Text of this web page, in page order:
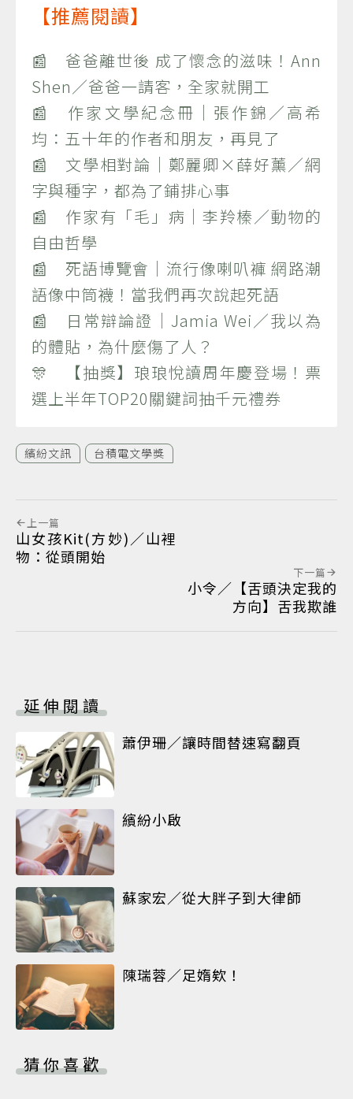
【推薦閱讀】
📰 爸爸離世後 成了懷念的滋味！Ann
Shen／爸爸一請客，全家就開工
📰 作家文學紀念冊｜張作錦／高希
均：五十年的作者和朋友，再見了
📰 文學相對論｜鄭麗卿×薛好薰／網
字與種字，都為了鋪排心事
📰 作家有「毛」病｜李羚榛／動物的
自由哲學
📰 死語博覽會｜流行像喇叭褲 網路潮
語像中筒襪！當我們再次說起死語
📰 日常辯論證｜Jamia Wei／我以為
的體貼，為什麼傷了人？
🎊 【抽獎】琅琅悅讀周年慶登場！票
選上半年TOP20關鍵詞抽千元禮券
繽紛文訊 台積電文學獎
上一篇
山女孩Kit(方妙)／山裡
物：從頭開始
下一篇
小令／【舌頭決定我的
方向】舌我欺誰
延伸閱讀
蕭伊珊／讓時間替速寫翻頁
繽紛小啟
蘇家宏／從大胖子到大律師
陳瑞蓉／足媠欸！
猜你喜歡